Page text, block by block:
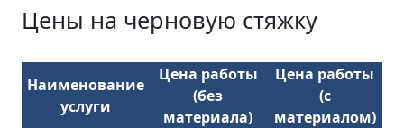
Цены на черновую стяжку
Наименование
услуги
Цена работы
(без
материала)
Цена работы
(с
материалом)